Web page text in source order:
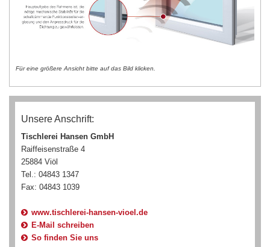
Für eine größere Ansicht bitte auf das Bild klicken.
Unsere Anschrift:
Tischlerei Hansen GmbH
Raiffeisenstraße 4
25884 Viöl
Tel.: 04843 1347
Fax: 04843 1039
www.tischlerei-hansen-vioel.de
E-Mail schreiben
So finden Sie uns